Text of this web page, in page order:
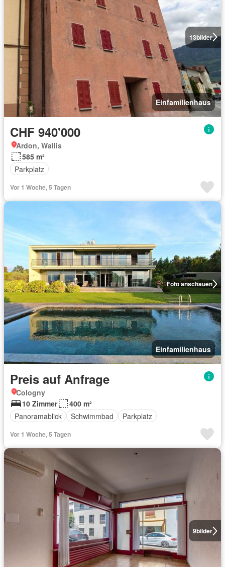
13bilder
Einfamilienhaus
CHF 940'000
Ardon, Wallis
585 m²
Parkplatz
Vor 1 Woche, 5 Tagen
Foto anschauen
Einfamilienhaus
Preis auf Anfrage
Cologny
10 Zimmer
400 m²
Panoramablick
Schwimmbad Parkplatz
Vor 1 Woche, 5 Tagen
9bilder